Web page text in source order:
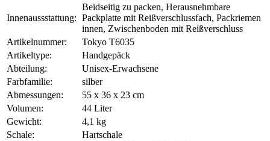
Innenaussstattung:
Beidseitig zu packen, Herausnehmbare
Packplatte mit Reißverschlussfach, Packriemen
innen, Zwischenboden mit Reißverschluss
Artikelnummer:
Tokyo T6035
Artikeltype:
Handgepäck
Abteilung:
Unisex-Erwachsene
Farbfamilie:
silber
Abmessungen:
55 x 36 x 23 cm
Volumen:
44 Liter
Gewicht:
4,1 kg
Schale:
Hartschale